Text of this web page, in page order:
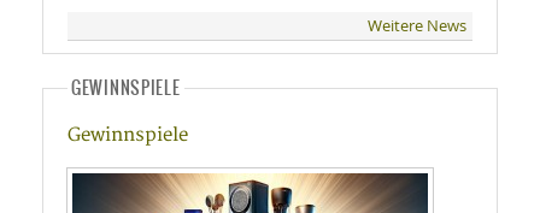
Weitere News
GEWINNSPIELE
Gewinnspiele